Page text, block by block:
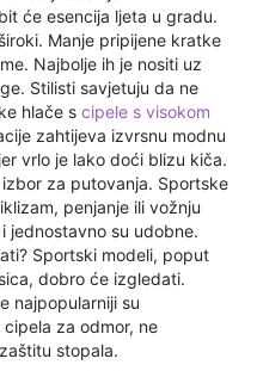
će esencija ljeta u gradu.
Manje pripijene kratke
Najbolje ih je nositi uz
Stilisti savjetuju da ne
hlače s cipele s visokom
zahtijeva izvrsnu modnu
vrlo je lako doći blizu kiča.
za putovanja. Sportske
penjanje ili vožnju
jednostavno su udobne.
Sportski modeli, poput
dobro će izgledati.
najpopularniji su
za odmor, ne
stopala.